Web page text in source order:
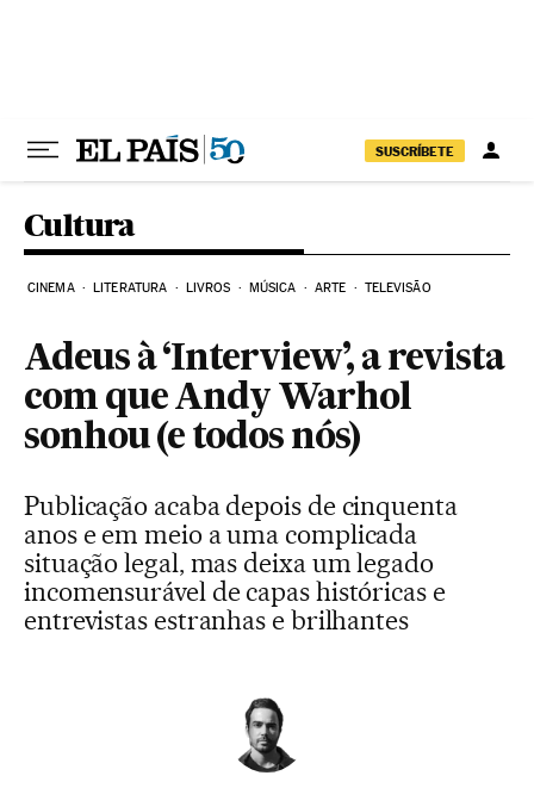
SUSCRÍBETE
Cultura
CINEMA LITERATURA LIVROS MÚSICA ARTE TELEVISÃO
Adeus à ‘Interview’, a revista
com que Andy Warhol
sonhou (e todos nós)
Publicação acaba depois de cinquenta
anos e em meio a uma complicada
situação legal, mas deixa um legado
incomensurável de capas históricas e
entrevistas estranhas e brilhantes